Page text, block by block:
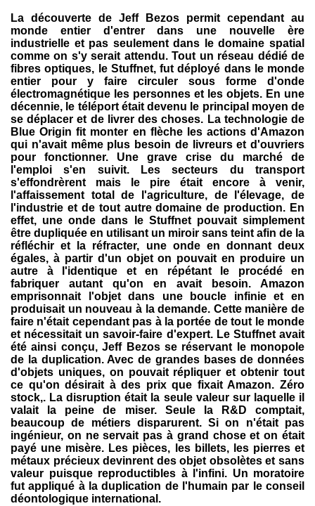
La découverte de Jeff Bezos permit cependant au
monde entier d'entrer dans une nouvelle ère
industrielle et pas seulement dans le domaine spatial
comme on s'y serait attendu. Tout un réseau dédié de
fibres optiques, le Stuffnet, fut déployé dans le monde
entier pour y faire circuler sous forme d'onde
électromagnétique les personnes et les objets. En une
décennie, le téléport était devenu le principal moyen de
se déplacer et de livrer des choses. La technologie de
Blue Origin fit monter en flèche les actions d'Amazon
qui n'avait même plus besoin de livreurs et d'ouvriers
pour fonctionner. Une grave crise du marché de
l'emploi s'en suivit. Les secteurs du transport
s'effondrèrent mais le pire était encore à venir,
l'affaissement total de l'agriculture, de l'élevage, de
l'industrie et de tout autre domaine de production. En
effet, une onde dans le Stuffnet pouvait simplement
être dupliquée en utilisant un miroir sans teint afin de la
réfléchir et la réfracter, une onde en donnant deux
égales, à partir d'un objet on pouvait en produire un
autre à l'identique et en répétant le procédé en
fabriquer autant qu'on en avait besoin. Amazon
emprisonnait l'objet dans une boucle infinie et en
produisait un nouveau à la demande. Cette manière de
faire n'était cependant pas à la portée de tout le monde
et nécessitait un savoir-faire d'expert. Le Stuffnet avait
été ainsi conçu, Jeff Bezos se réservant le monopole
de la duplication. Avec de grandes bases de données
d'objets uniques, on pouvait répliquer et obtenir tout
ce qu'on désirait à des prix que fixait Amazon. Zéro
stock,. La disruption était la seule valeur sur laquelle il
valait la peine de miser. Seule la R&D comptait,
beaucoup de métiers disparurent. Si on n'était pas
ingénieur, on ne servait pas à grand chose et on était
payé une misère. Les pièces, les billets, les pierres et
métaux précieux devinrent des objet obsolètes et sans
valeur puisque reproductibles à l'infini. Un moratoire
fut appliqué à la duplication de l'humain par le conseil
déontologique international.